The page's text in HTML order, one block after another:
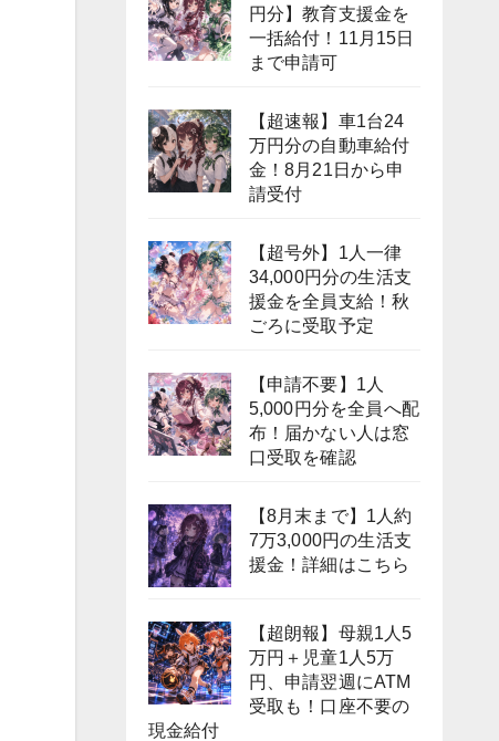
円分】教育支援金を
一括給付！11月15日
まで申請可
【超速報】車1台24
万円分の自動車給付
金！8月21日から申
請受付
【超号外】1人一律
34,000円分の生活支
援金を全員支給！秋
ごろに受取予定
【申請不要】1人
5,000円分を全員へ配
布！届かない人は窓
口受取を確認
【8月末まで】1人約
7万3,000円の生活支
援金！詳細はこちら
【超朗報】母親1人5
万円＋児童1人5万
円、申請翌週にATM
受取も！口座不要の
現金給付